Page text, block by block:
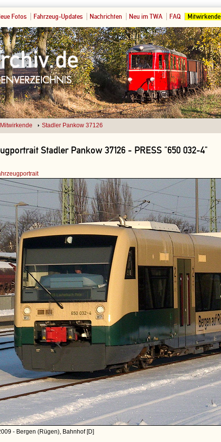
Fotos Fahrzeug-Updates Nachrichten Neu im TWA FAQ Mitwirkende
Mitwirkende Stadler Pankow 37126
Stadler Pankow 37126 - PRESS "650 032-4"
- Bergen (Rügen), Bahnhof [D]